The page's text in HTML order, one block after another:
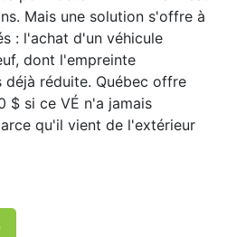
Mais une solution s'offre à
: l'achat d'un véhicule
dont l'empreinte
réduite. Québec offre
$ si ce VÉ n'a jamais
qu'il vient de l'extérieur